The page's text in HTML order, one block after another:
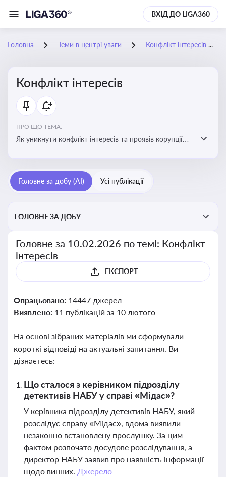
ВХІД ДО LIGA360
Головна Теми в центрі уваги Конфлікт інтересів
Конфлікт інтересів
ПРО ЩО ТЕМА:
Як уникнути конфлікт інтересів та проявів корупції
Головне за добу (AI) Усі публікації
ГОЛОВНЕ ЗА ДОБУ
Головне за 10.02.2026 по темі: Конфлікт
інтересів
ЕКСПОРТ
Опрацьовано: 14447 джерел
Виявлено: 11 публікацій за 10 лютого
На основі зібраних матеріалів ми сформували
короткі відповіді на актуальні запитання. Ви
дізнаєтесь:
Що сталося з керівником підрозділу
детективів НАБУ у справі «Мідас»?
У керівника підрозділу детективів НАБУ, який
розслідує справу «Мідас», вдома виявили
незаконно встановлену прослушку. За цим
фактом розпочато досудове розслідування, а
директор НАБУ заявив про наявність інформації
щодо винних. Джерело